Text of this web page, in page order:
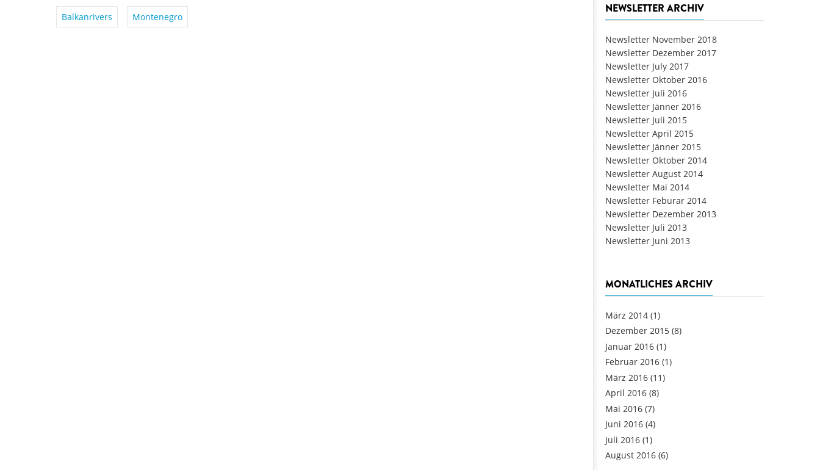
Balkanrivers Montenegro
NEWSLETTER ARCHIV
Newsletter November 2018
Newsletter Dezember 2017
Newsletter July 2017
Newsletter Oktober 2016
Newsletter Juli 2016
Newsletter Jänner 2016
Newsletter Juli 2015
Newsletter April 2015
Newsletter Jänner 2015
Newsletter Oktober 2014
Newsletter August 2014
Newsletter Mai 2014
Newsletter Feburar 2014
Newsletter Dezember 2013
Newsletter Juli 2013
Newsletter Juni 2013
MONATLICHES ARCHIV
März 2014 (1)
Dezember 2015 (8)
Januar 2016 (1)
Februar 2016 (1)
März 2016 (11)
April 2016 (8)
Mai 2016 (7)
Juni 2016 (4)
Juli 2016 (1)
August 2016 (6)